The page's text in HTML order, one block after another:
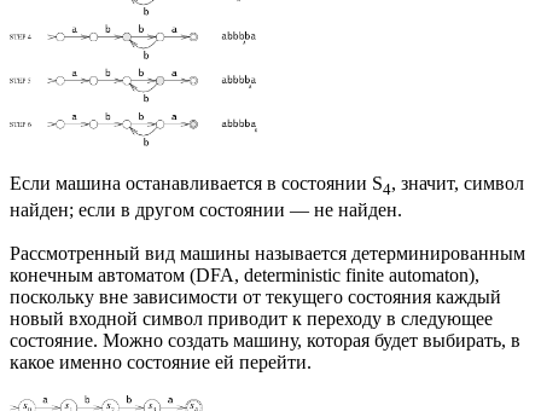
Если машина останавливается в состоянии S4, значит, символ
найден; если в другом состоянии — не найден.
Рассмотренный вид машины называется детерминированным
конечным автоматом (DFA, deterministic finite automaton),
поскольку вне зависимости от текущего состояния каждый
новый входной символ приводит к переходу в следующее
состояние. Можно создать машину, которая будет выбирать, в
какое именно состояние ей перейти.